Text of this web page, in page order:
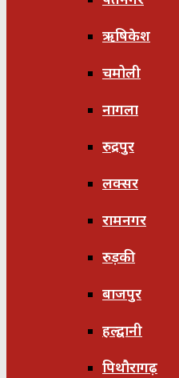
ऋषिकेश
चमोली
नागला
रुद्रपुर
लक्सर
रामनगर
रुड़की
बाजपुर
हल्द्वानी
पिथौरागढ़